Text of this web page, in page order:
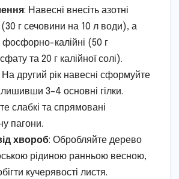
: Навесні внесіть азотні
г сечовини на 10 л води), а
фосфорно-калійні (50 г
та 20 г калійної солі).
На другий рік навесні сформуйте
3–4 основні гілки.
слабкі та спрямовані
пагони.
хвороб: Обробляйте дерево
рідиною ранньою весною,
кучерявості листя.